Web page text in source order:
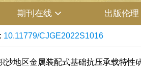
期刊在线 出版伦理
10.11779/CJGE2022S1016
地区金属装配式基础抗压承载特性